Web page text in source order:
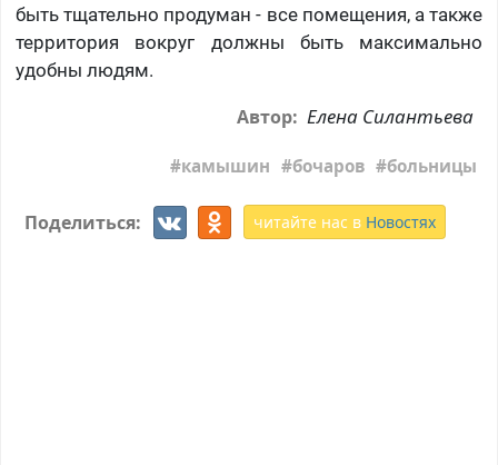
быть тщательно продуман - все помещения, а также
территория вокруг должны быть максимально
удобны людям.
Автор: Елена Силантьева
камышин бочаров больницы
Поделиться: читайте нас в Новостях